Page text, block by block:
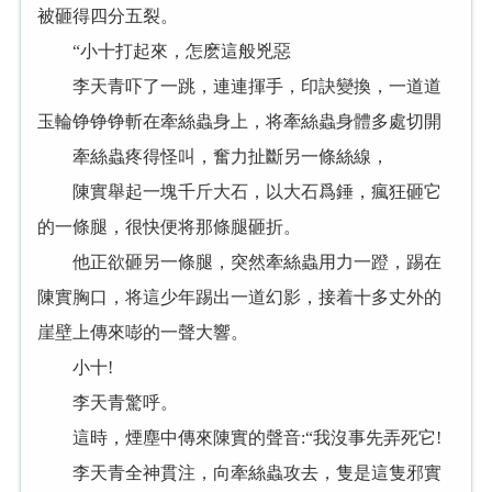
被砸得四分五裂。
“小十打起來，怎麽這般兇惡
李天青吓了一跳，連連揮手，印訣變換，一道道
玉輪铮铮铮斬在牽絲蟲身上，将牽絲蟲身體多處切開
牽絲蟲疼得怪叫，奮力扯斷另一條絲線，
陳實舉起一塊千斤大石，以大石爲錘，瘋狂砸它
的一條腿，很快便将那條腿砸折。
他正欲砸另一條腿，突然牽絲蟲用力一蹬，踢在
陳實胸口，将這少年踢出一道幻影，接着十多丈外的
崖壁上傳來嘭的一聲大響。
小十!
李天青驚呼。
這時，煙塵中傳來陳實的聲音:“我沒事先弄死它!
李天青全神貫注，向牽絲蟲攻去，隻是這隻邪實